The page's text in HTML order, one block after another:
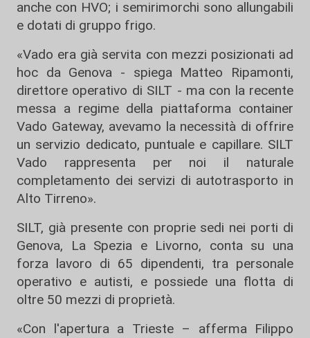
anche con HVO; i semirimorchi sono allungabili
e dotati di gruppo frigo.
«Vado era già servita con mezzi posizionati ad
hoc da Genova - spiega Matteo Ripamonti,
direttore operativo di SILT - ma con la recente
messa a regime della piattaforma container
Vado Gateway, avevamo la necessità di offrire
un servizio dedicato, puntuale e capillare. SILT
Vado rappresenta per noi il naturale
completamento dei servizi di autotrasporto in
Alto Tirreno».
SILT, già presente con proprie sedi nei porti di
Genova, La Spezia e Livorno, conta su una
forza lavoro di 65 dipendenti, tra personale
operativo e autisti, e possiede una flotta di
oltre 50 mezzi di proprietà.
«Con l'apertura a Trieste – afferma Filippo